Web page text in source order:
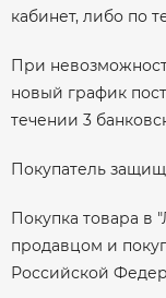
кабинет, либо по
При
новый график
течении 3
Покупатель
Покупка товара в
продавцом и
Российской